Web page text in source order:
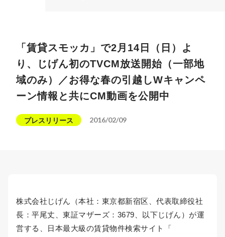
「賃貸スモッカ」で2月14日（日）よ
り、じげん初のTVCM放送開始（一部地
域のみ）／お得な春の引越しWキャンペ
ーン情報と共にCM動画を公開中
プレスリリース 2016/02/09
株式会社じげん（本社：東京都新宿区、代表取締役社
長：平尾丈、東証マザーズ：3679、以下じげん）が運
営する、日本最大級の賃貸物件検索サイト「